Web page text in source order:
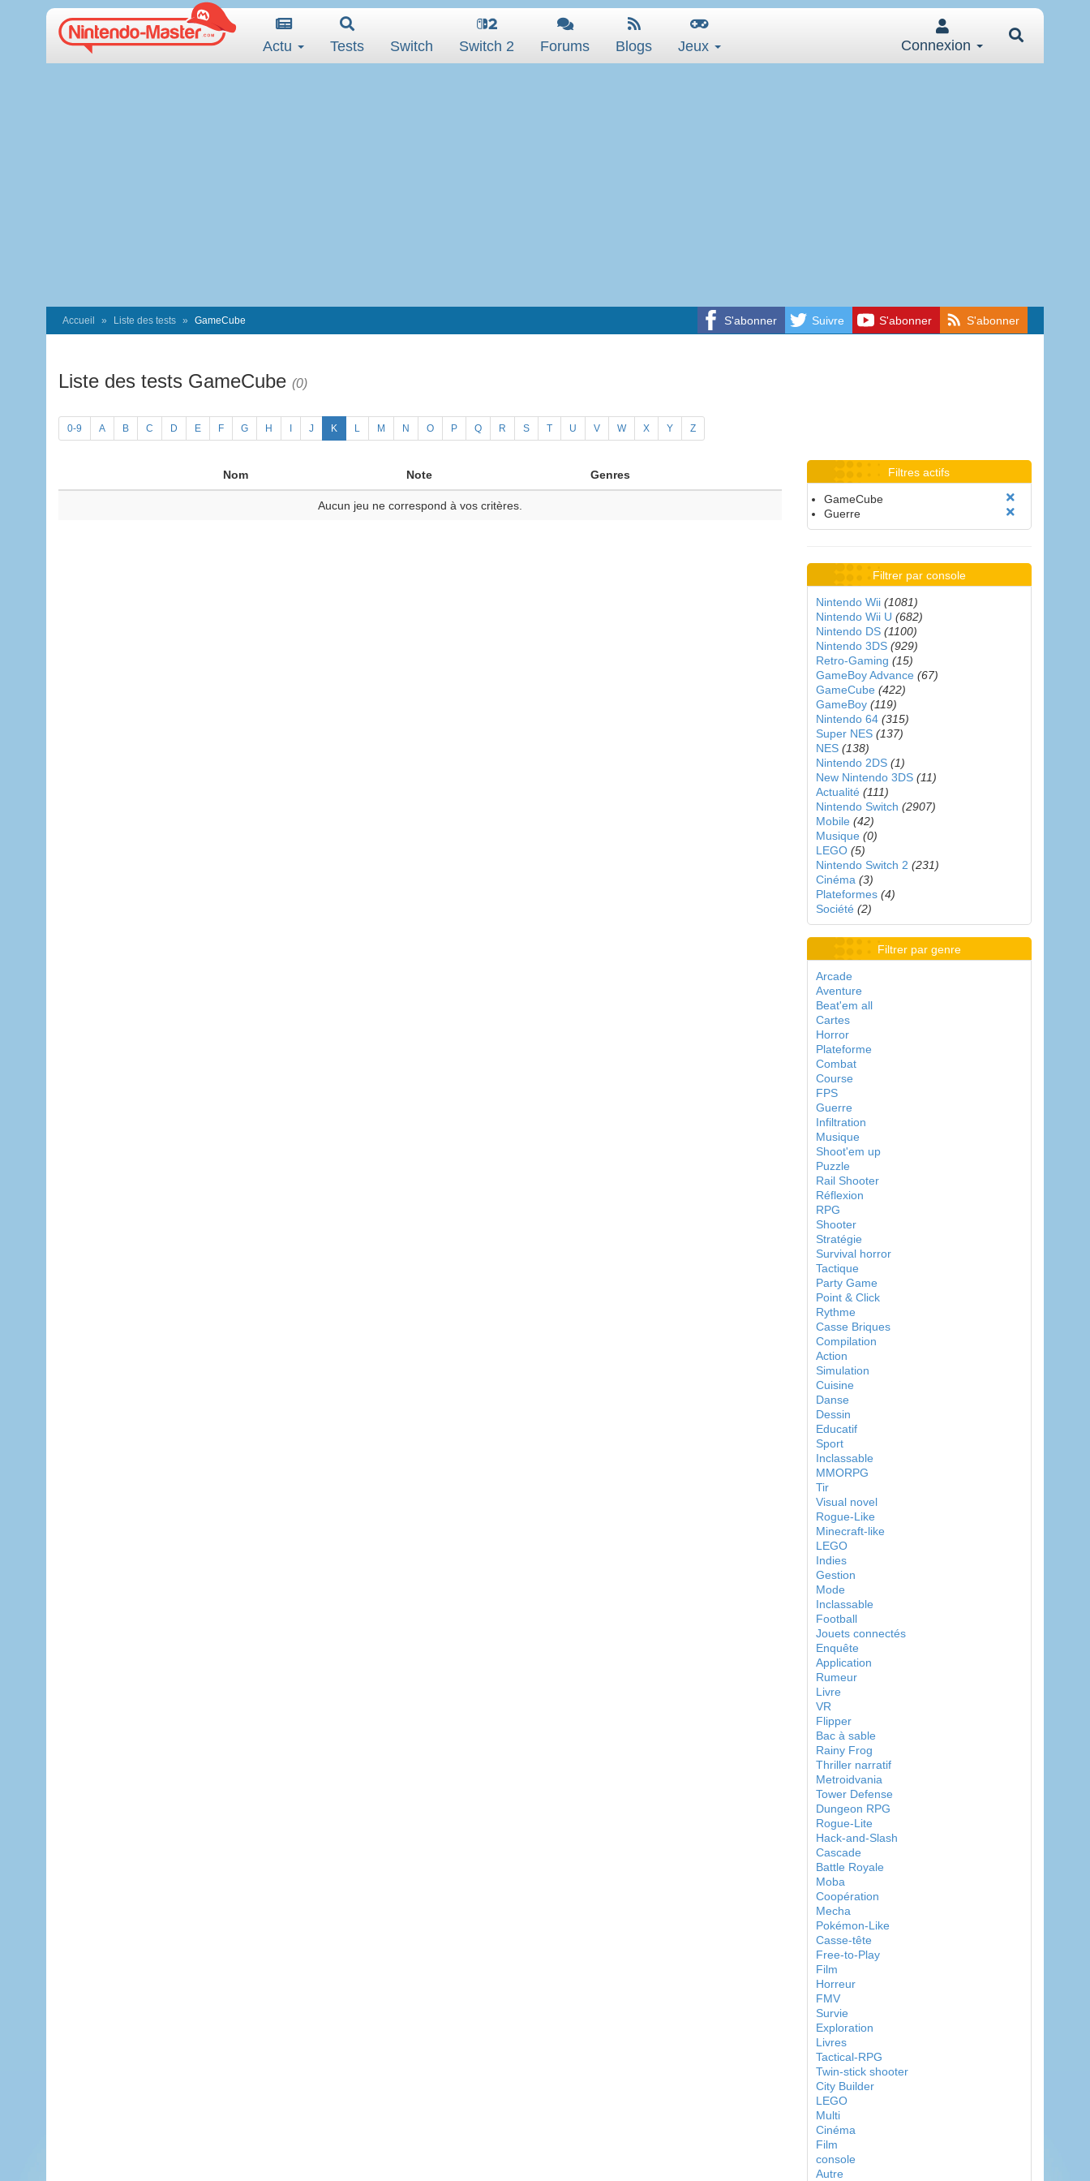
Actu Tests Switch Switch 2 Forums Blogs Jeux Connexion
S'abonner Suivre S'abonner S'abonner
Accueil Liste des tests GameCube
Liste des tests GameCube (0)
0-9 A B C D E F G H J K L M N O P Q R S T U V W X Y Z
Nom Note Genres
Aucun jeu ne correspond à vos critères.
Filtres actifs
GameCube
Guerre
Filtrer par console
Nintendo Wii (1081)
Nintendo Wii U (682)
Nintendo DS (1100)
Nintendo 3DS (929)
Retro-Gaming (15)
GameBoy Advance (67)
GameCube (422)
GameBoy (119)
Nintendo 64 (315)
Super NES (137)
NES (138)
Nintendo 2DS (1)
New Nintendo 3DS (11)
Actualité (111)
Nintendo Switch (2907)
Mobile (42)
Musique (0)
LEGO (5)
Nintendo Switch 2 (231)
Cinéma (3)
Plateformes (4)
Société (2)
Filtrer par genre
Arcade
Aventure
Beat'em all
Cartes
Horror
Plateforme
Combat
Course
FPS
Guerre
Infiltration
Musique
Shoot'em up
Puzzle
Rail Shooter
Réflexion
RPG
Shooter
Stratégie
Survival horror
Tactique
Party Game
Point & Click
Rythme
Casse Briques
Compilation
Action
Simulation
Cuisine
Danse
Dessin
Educatif
Sport
Inclassable
MMORPG
Tir
Visual novel
Rogue-Like
Minecraft-like
LEGO
Indies
Gestion
Mode
Inclassable
Football
Jouets connectés
Enquête
Application
Rumeur
Livre
VR
Flipper
Bac à sable
Rainy Frog
Thriller narratif
Metroidvania
Tower Defense
Dungeon RPG
Rogue-Lite
Hack-and-Slash
Cascade
Battle Royale
Moba
Coopération
Mecha
Pokémon-Like
Casse-tête
Free-to-Play
Film
Horreur
FMV
Survie
Exploration
Livres
Tactical-RPG
Twin-stick shooter
City Builder
LEGO
Multi
Cinéma
Film
console
Autre